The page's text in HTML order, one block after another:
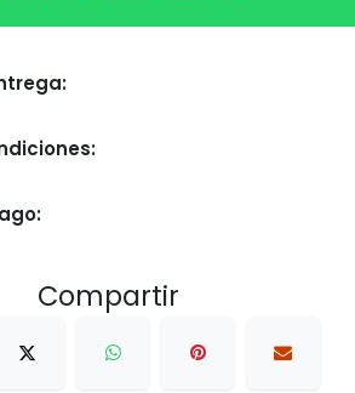
de entrega:
Compartir